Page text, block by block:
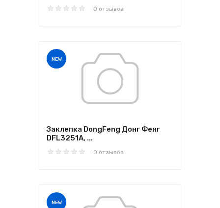
0 отзывов
NEW
Заклепка DongFeng Донг Фенг
DFL3251A, ...
0 отзывов
NEW